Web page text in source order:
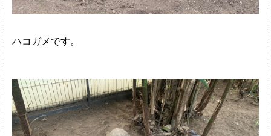
ハコガメです。